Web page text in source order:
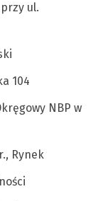
ul.
104
NBP w
Rynek